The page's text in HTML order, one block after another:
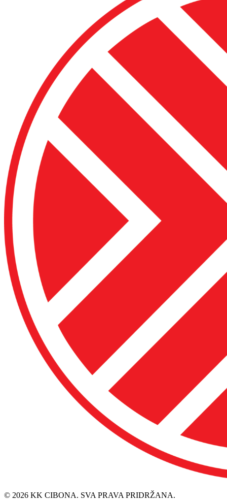
© 2026 KK CIBONA. SVA PRAVA PRIDRŽANA.